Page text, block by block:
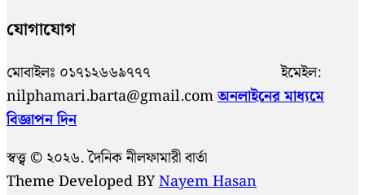
যোগাযোগ
মোবাইলঃ ০১৭১২৬৬৯৭৭৭ ইমেইল:
nilphamari.barta@gmail.comঅনলাইনের মাধ্যমে
বিজ্ঞাপন দিন
স্বত্ত্ব © ২০২৬. দৈনিক নীলফামারী বার্তা
Theme Developed BYNayem Hasan